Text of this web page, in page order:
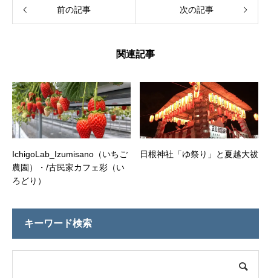
前の記事 次の記事
関連記事
IchigoLab_Izumisano（いちご
農園）・/古民家カフェ彩（い
ろどり）
日根神社「ゆ祭り」と夏越大祓
キーワード検索